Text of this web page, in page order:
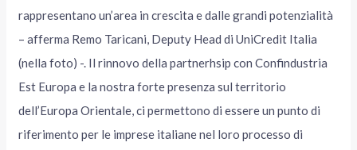
rappresentano un’area in crescita e dalle grandi potenzialità
– afferma Remo Taricani, Deputy Head di UniCredit Italia
(nella foto) -. Il rinnovo della partnerhsip con Confindustria
Est Europa e la nostra forte presenza sul territorio
dell’Europa Orientale, ci permettono di essere un punto di
riferimento per le imprese italiane nel loro processo di